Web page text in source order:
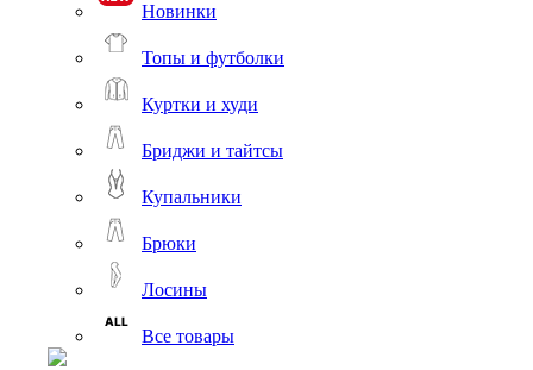
Новинки
Топы и футболки
Куртки и худи
Бриджи и тайтсы
Купальники
Брюки
Лосины
Все товары